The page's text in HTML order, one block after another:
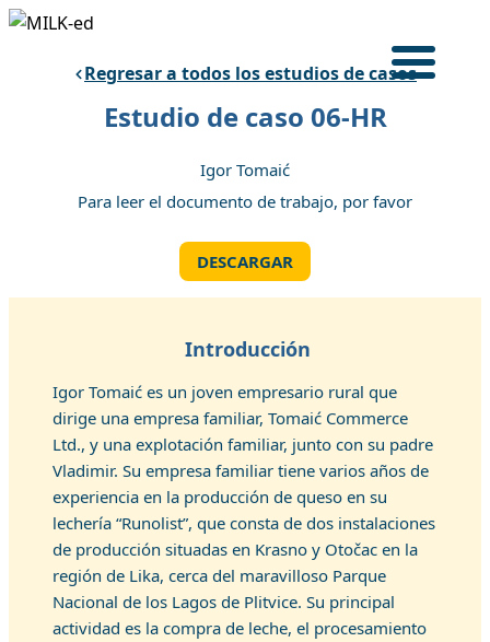
Saltar
contenidoIniciar Sesión
PROGRAMA FORMATIVO
ESTUDIOS DE CASO
Spanish
Regresar a todos los estudios de casos
Estudio de caso 06-HR
Igor Tomaić
Para leer el documento de trabajo, por favor
DESCARGAR
Introducción
Igor Tomaić es un joven empresario rural que
dirige una empresa familiar, Tomaić Commerce
Ltd., y una explotación familiar, junto con su padre
Vladimir. Su empresa familiar tiene varios años de
experiencia en la producción de queso en su
lechería “Runolist”, que consta de dos instalaciones
de producción situadas en Krasno y Otočac en la
región de Lika, cerca del maravilloso Parque
Nacional de los Lagos de Plitvice. Su principal
actividad es la compra de leche, el procesamiento